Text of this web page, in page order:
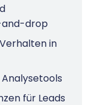
and-drop
in
für Leads